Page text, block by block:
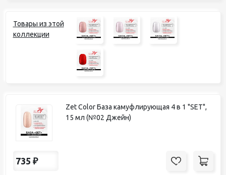
Товары из этой
коллекции
Zet Color База камуфлирующая 4 в 1 "SET",
15 мл (№02 Джейн)
735 ₽